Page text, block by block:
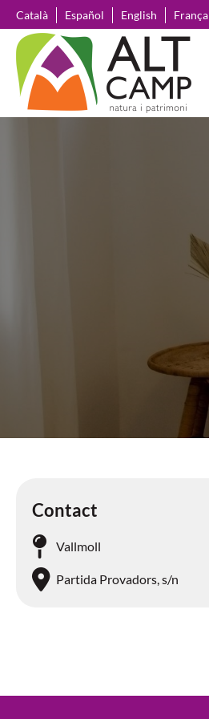
Skip
to
content
Català Español English
Contact
Vallmoll
Partida Provadors, s/n